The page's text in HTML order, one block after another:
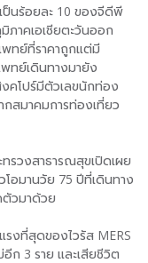
ป็นร้อยละ 10 ของจีดีพี
ภาคเอเชียตะวันออก
พทย์ที่ราคาถูกแต่มี
ทย์เดินทางมายัง
คโปร์มีตัวเลขนักท่อง
กสมาคมการท่องเที่ยว
รวงสาธารณสุขเปิดเผย
อมานวัย 75 ปีที่เดินทาง
ตัวมาด้วย
งที่สุดของไวรัส MERS
ก 3 ราย และเสียชีวิต